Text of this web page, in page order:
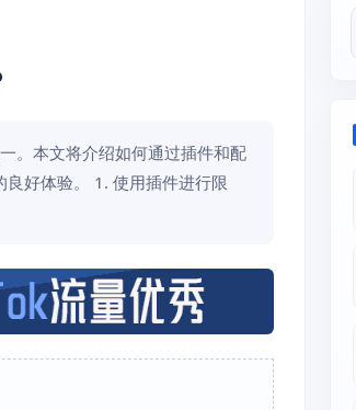
。本文将介绍如何通过插件和配
好体验。 1. 使用插件进行限